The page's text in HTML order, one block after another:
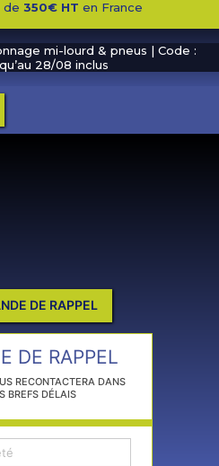
de 350€ HT en France
mi-lourd & pneus | Code :
28/08 inclus
DE RAPPEL
DE RAPPEL
RECONTACTERA DANS
BREFS DÉLAIS